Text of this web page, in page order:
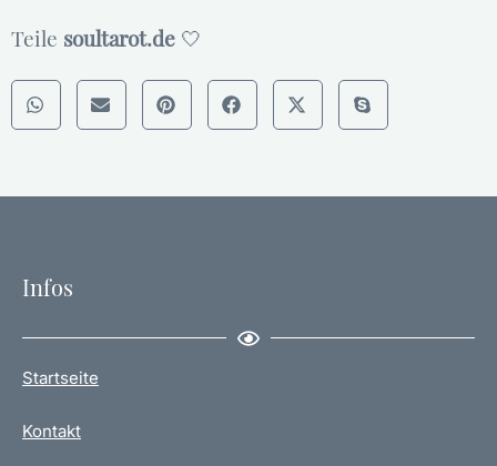
Teile soultarot.de 🤍
Infos
Startseite
Kontakt